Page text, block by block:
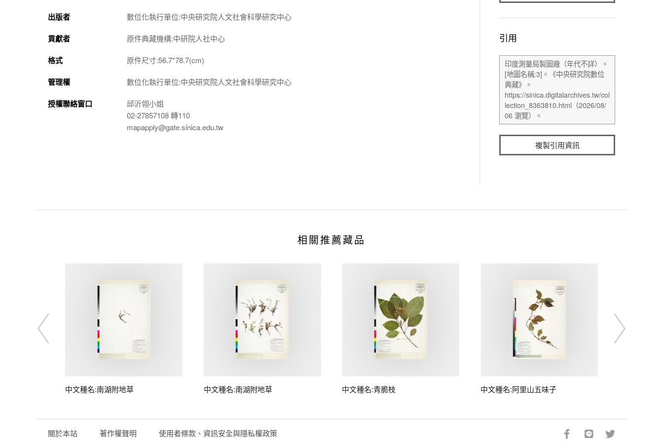
出版者
數位化執行單位:中央研究院人文社會科學研究中心
貢獻者 原件典藏機構:中研院人社中心
格式 原件尺寸:56.7*78.7(cm)
管理權 數位化執行單位:中央研究院人文社會科學研究中心
授權聯絡窗口
邱沂翎小姐
02-27857108 轉110
mapapply@gate.sinica.edu.tw
引用
複製引用資訊
相關推薦藏品
中文種名:南湖附地草 中文種名:南湖附地草 中文種名:青脆枝 中文種名:阿里山五味子
關於本站 著作權聲明 使用者條款、資訊安全與隱私權政策